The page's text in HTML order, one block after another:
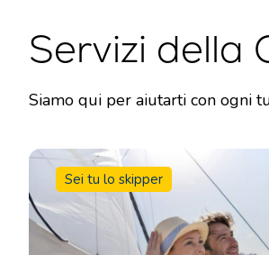
Servizi della
Siamo qui per aiutarti con ogni
Sei tu lo skipper